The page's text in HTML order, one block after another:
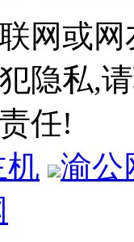
网或
隐私,
任!
机
渝公